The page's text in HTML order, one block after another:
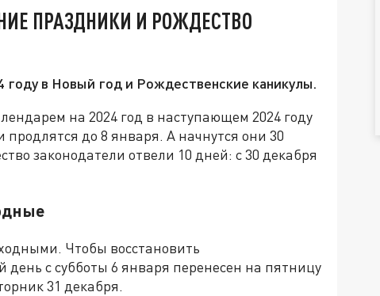
ПРАЗДНИКИ И РОЖДЕСТВО
году в Новый год и Рождественские каникулы.
на 2024 год в наступающем 2024 году
до 8 января. А начнутся они 30
законодатели отвели 10 дней: с 30 декабря
Чтобы восстановить
день с субботы 6 января перенесен на пятницу
31 декабря.